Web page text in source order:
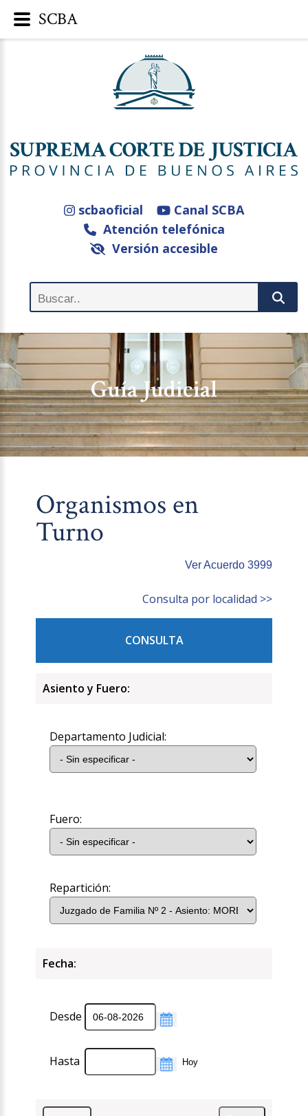
scbaoficial
Canal SCBA
Atención telefónica
Versión accesible
Guía Judicial
Organismos en
Turno
Ver Acuerdo 3999
Consulta por localidad >>
CONSULTA
Asiento y Fuero:
Departamento Judicial:
Fuero:
Repartición:
Fecha:
Desde
Hasta
SCBA